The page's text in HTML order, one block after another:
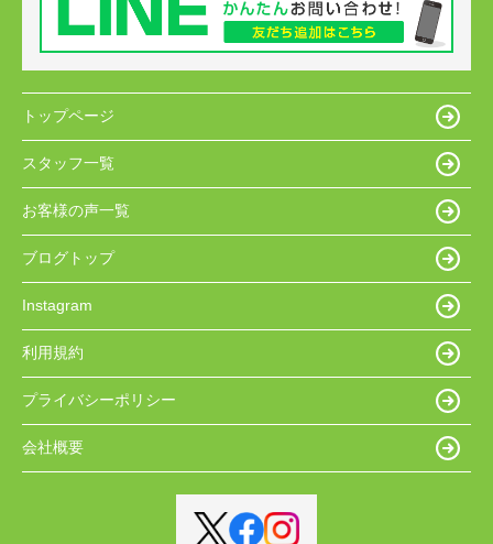
トップページ
スタッフ一覧
お客様の声一覧
ブログトップ
Instagram
利用規約
プライバシーポリシー
会社概要